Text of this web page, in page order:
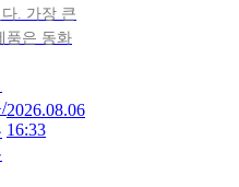
. 가장 큰
품은 동화
2026.08.06
16:33